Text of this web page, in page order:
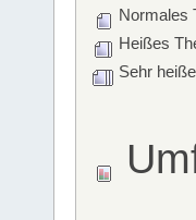
Normales
Heißes
Sehr